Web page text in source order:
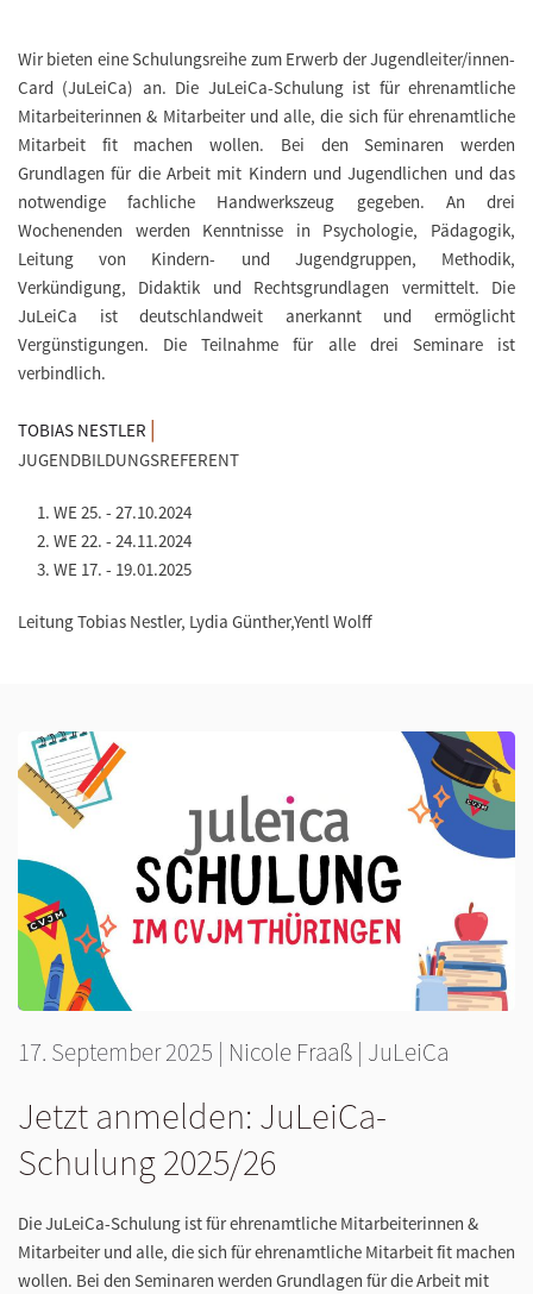
Wir bieten eine Schulungsreihe zum Erwerb der Jugendleiter/innen-
Card (JuLeiCa) an. Die JuLeiCa-Schulung ist für ehrenamtliche
Mitarbeiterinnen & Mitarbeiter und alle, die sich für ehrenamtliche
Mitarbeit fit machen wollen. Bei den Seminaren werden
Grundlagen für die Arbeit mit Kindern und Jugendlichen und das
notwendige fachliche Handwerkszeug gegeben. An drei
Wochenenden werden Kenntnisse in Psychologie, Pädagogik,
Leitung von Kindern- und Jugendgruppen, Methodik,
Verkündigung, Didaktik und Rechtsgrundlagen vermittelt. Die
JuLeiCa ist deutschlandweit anerkannt und ermöglicht
Vergünstigungen. Die Teilnahme für alle drei Seminare ist
verbindlich.
TOBIAS NESTLER |
JUGENDBILDUNGSREFERENT
WE 25. - 27.10.2024
WE 22. - 24.11.2024
WE 17. - 19.01.2025
Leitung Tobias Nestler, Lydia Günther,Yentl Wolff
17. September 2025 | Nicole Fraaß | JuLeiCa
Jetzt anmelden: JuLeiCa-
Schulung 2025/26
Die JuLeiCa-Schulung ist für ehrenamtliche Mitarbeiterinnen &
Mitarbeiter und alle, die sich für ehrenamtliche Mitarbeit fit machen
wollen. Bei den Seminaren werden Grundlagen für die Arbeit mit